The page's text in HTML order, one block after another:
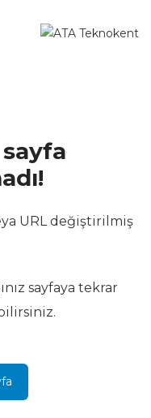
URL değiştirilmiş
sayfaya tekrar